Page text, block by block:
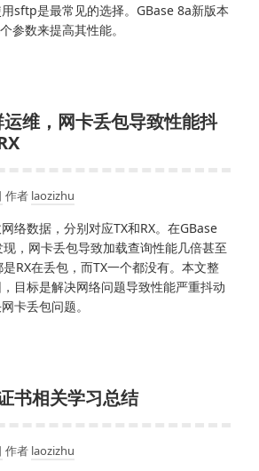
sftp是最常见的选择。GBase 8a新版本
参数来提高其性能。
维，网卡丢包导致性能抖
作者 laozizhu
络数据，分别对应TX和RX。在GBase
，网卡丢包导致加载查询性能几倍甚至
RX在丢包，而TX一个都没有。本文整
目标是解决网络问题导致性能严重抖动
卡丢包问题。
书相关学习总结
作者 laozizhu